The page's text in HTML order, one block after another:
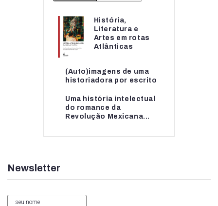
História,
Literatura e
Artes em rotas
Atlânticas
(Auto)imagens de uma
historiadora por escrito
Uma história intelectual
do romance da
Revolução Mexicana...
História,
Literatura e
Artes em rotas...
(Auto)imagens de uma
historiadora por escrito
Uma história intelectual
do romance da...
Newsletter